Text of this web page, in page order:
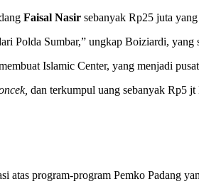
Faisal Nasir sebanyak Rp25 juta
Polda Sumbar,” ungkap Boiziardi, yang
Islamic Center, yang menjadi
dan terkumpul uang sebanyak Rp5 jt
atas program-program Pemko Padang